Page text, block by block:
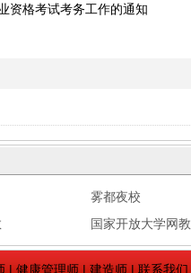
资格考试考务工作的通知
雾都夜校
国家开放大学网教
| 健康管理师| 建造师| 联系我们